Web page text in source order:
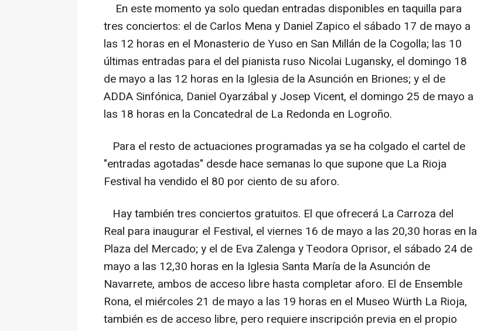
En este momento ya solo quedan entradas disponibles en taquilla para
tres conciertos: el de Carlos Mena y Daniel Zapico el sábado 17 de mayo a
las 12 horas en el Monasterio de Yuso en San Millán de la Cogolla; las 10
últimas entradas para el del pianista ruso Nicolai Lugansky, el domingo 18
de mayo a las 12 horas en la Iglesia de la Asunción en Briones; y el de
ADDA Sinfónica, Daniel Oyarzábal y Josep Vicent, el domingo 25 de mayo a
las 18 horas en la Concatedral de La Redonda en Logroño.
Para el resto de actuaciones programadas ya se ha colgado el cartel de
"entradas agotadas" desde hace semanas lo que supone que La Rioja
Festival ha vendido el 80 por ciento de su aforo.
Hay también tres conciertos gratuitos. El que ofrecerá La Carroza del
Real para inaugurar el Festival, el viernes 16 de mayo a las 20,30 horas en la
Plaza del Mercado; y el de Eva Zalenga y Teodora Oprisor, el sábado 24 de
mayo a las 12,30 horas en la Iglesia Santa María de la Asunción de
Navarrete, ambos de acceso libre hasta completar aforo. El de Ensemble
Rona, el miércoles 21 de mayo a las 19 horas en el Museo Würth La Rioja,
también es de acceso libre, pero requiere inscripción previa en el propio